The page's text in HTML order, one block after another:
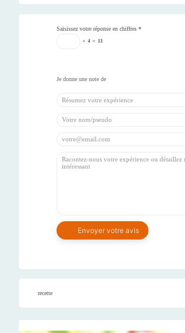
Saisissez votre réponse en chiffres *
+ 4 = 13
recette